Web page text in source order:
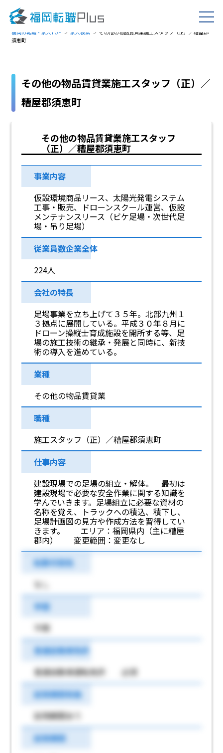
福岡の転職・求人TOP 求人検索
その他の物品賃貸業施工スタッフ（正）／糟屋郡
須恵町
その他の物品賃貸業施工スタッフ（正）／
糟屋郡須恵町
その他の物品賃貸業施工スタッフ
（正）／糟屋郡須恵町
事業内容
仮設環境商品リース、太陽光発電システム
工事・販売、ドローンスクール運営、仮設
メンテナンスリース（ビケ足場・次世代足
場・吊り足場）
従業員数企業全体
224人
会社の特長
足場事業を立ち上げて３５年。北部九州１
３拠点に展開している。平成３０年８月に
ドローン操縦士育成施設を開所する等、足
場の施工技術の継承・発展と同時に、新技
術の導入を進めている。
業種
その他の物品賃貸業
職種
施工スタッフ（正）／糟屋郡須恵町
仕事内容
建設現場での足場の組立・解体。 最初は
建設現場で必要な安全作業に関する知識を
学んでいきます。足場組立に必要な資材の
名称を覚え、トラックへの積込、積下し、
足場計画図の見方や作成方法を習得してい
きます。 エリア：福岡県内（主に糟屋
郡内） 変更範囲：変更なし
転勤可能性
なし
学歴
不問
普通自動車免許
普通自動車運転免許 必須
試用期間有無
試用期間あり
試用期間